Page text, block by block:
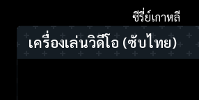
ซีรี่ย์เกาหลี
เครื่องเล่นวิดีโอ (ซับไทย)